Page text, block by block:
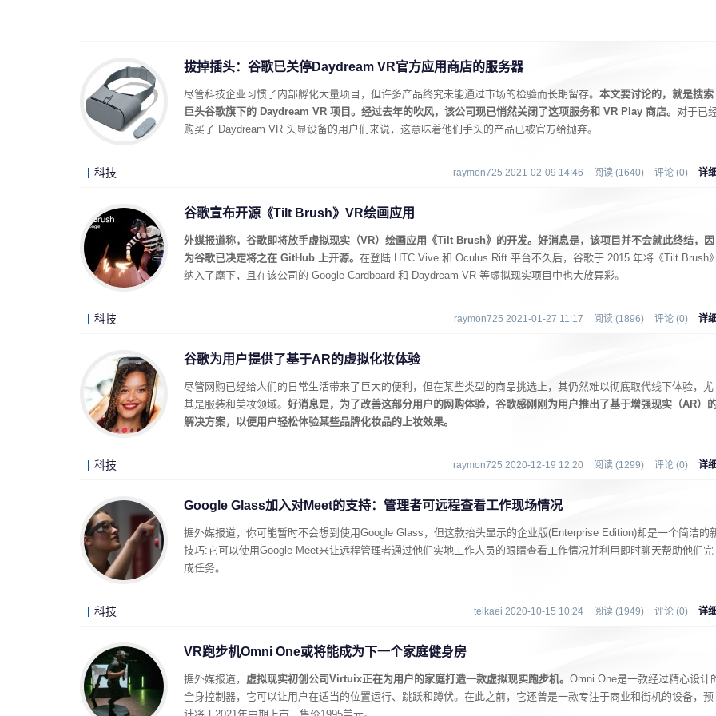
拔掉插头：谷歌已关停Daydream VR官方应用商店的服务器
尽管科技企业习惯了内部孵化大量项目，但许多产品终究未能通过市场的检验而长期留存。 本文要讨论的，就是搜索
巨头谷歌旗下的 Daydream VR 项目。经过去年的吹风，该公司现已悄然关闭了这项服务和 VR Play 商店。 对于已
购买了 Daydream VR 头显设备的用户们来说，这意味着他们手头的产品已被官方给抛弃。
科技 raymon725 2021-02-09 14:46 阅读 (1640) 评论 (0) 详
谷歌宣布开源《Tilt Brush》VR绘画应用
外媒报道称，谷歌即将放手虚拟现实（VR）绘画应用《Tilt Brush》的开发。好消息是，该项目并不会就此终结，因
为谷歌已决定将之在 GitHub 上开源。 在登陆 HTC Vive 和 Oculus Rift 平台不久后，谷歌于 2015 年将《Tilt Brush》
纳入了麾下，且在该公司的 Google Cardboard 和 Daydream VR 等虚拟现实项目中也大放异彩。
科技 raymon725 2021-01-27 11:17 阅读 (1896) 评论 (0) 详
谷歌为用户提供了基于AR的虚拟化妆体验
尽管网购已经给人们的日常生活带来了巨大的便利，但在某些类型的商品挑选上，其仍然难以彻底取代线下体验，尤
其是服装和美妆领域。 好消息是，为了改善这部分用户的网购体验，谷歌感刚刚为用户推出了基于增强现实（AR）
解决方案，以便用户轻松体验某些品牌化妆品的上妆效果。
科技 raymon725 2020-12-19 12:20 阅读 (1299) 评论 (0) 详
Google Glass加入对Meet的支持：管理者可远程查看工作现场情况
据外媒报道，你可能暂时不会想到使用Google Glass，但这款抬头显示的企业版(Enterprise Edition)却是一个简洁的
技巧:它可以使用Google Meet来让远程管理者通过他们实地工作人员的眼睛查看工作情况并利用即时聊天帮助他们完
成任务。
科技 teikaei 2020-10-15 10:24 阅读 (1949) 评论 (0) 详
VR跑步机Omni One或将能成为下一个家庭健身房
据外媒报道， 虚拟现实初创公司Virtuix正在为用户的家庭打造一款虚拟现实跑步机。 Omni One是一款经过精心设计
全身控制器，它可以让用户在适当的位置运行、跳跃和蹲伏。在此之前，它还曾是一款专注于商业和街机的设备，预